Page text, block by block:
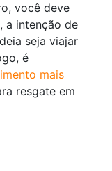
você deve
a intenção de
seja viajar
é
mais
resgate em